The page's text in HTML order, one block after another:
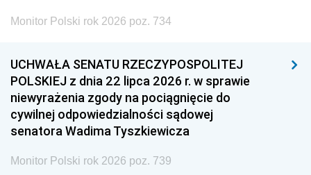
Monitor Polski rok 2026 poz. 734
UCHWAŁA SENATU RZECZYPOSPOLITEJ
POLSKIEJ z dnia 22 lipca 2026 r. w sprawie
niewyrażenia zgody na pociągnięcie do
cywilnej odpowiedzialności sądowej
senatora Wadima Tyszkiewicza
Monitor Polski rok 2026 poz. 739